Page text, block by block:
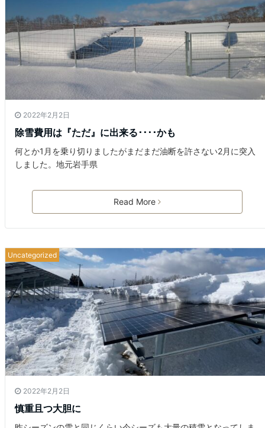
2022年2月2日
除雪費用は『ただ』に出来る････かも
何とか1月を乗り切りましたがまだまだ油断を許さない2月に突入
しました。地元岩手県
Read More
Uncategorized
2022年2月2日
慎重且つ大胆に